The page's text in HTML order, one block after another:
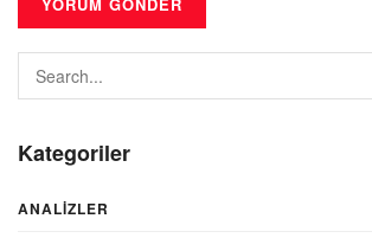
Kategoriler
ANALIZLER